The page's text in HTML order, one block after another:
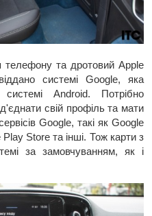
телефону та дротовий Apple
системі Google, яка
Android. Потрібно
свій профіль та мати
Google, такі як Google
Store та інші. Тож карти з
за замовчуванням, як і